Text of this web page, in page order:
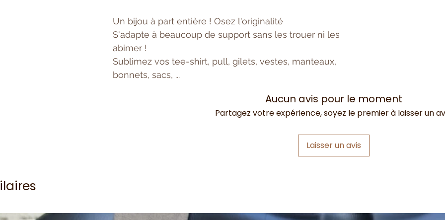
Un bijou à part entière ! Osez l'originalité
S'adapte à beaucoup de support sans les trouer ni les
abimer !
Sublimez vos tee-shirt, pull, gilets, vestes, manteaux,
bonnets, sacs, ...
Aucun avis pour le moment
Partagez votre expérience, soyez le premier à laisser un
Laisser un avis